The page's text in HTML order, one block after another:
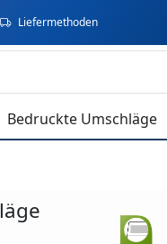
Liefermethoden
Bedruckte Umschläge